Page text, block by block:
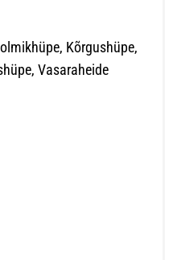
Kõrgushüpe,
Vasaraheide